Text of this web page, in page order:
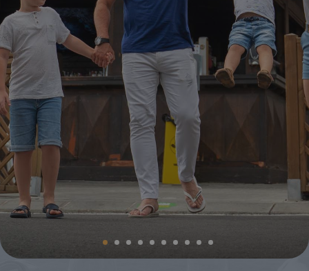
BC™ Music Resort
(Recommended for Adults)
Magic Atrium Plaza
OROPESA DEL MAR
Pontiana Thalasso Hotel
Magic Sports Hotel
Magic Games Hotel
Magic Fantasy Hotel
Magic Inn Hotel
Appartements Magic World
VILLAREAL
Hotel Vila-Real Palace
Hotel Vila-real Marina Azul
Calendrier d'ouverture et de fermeture